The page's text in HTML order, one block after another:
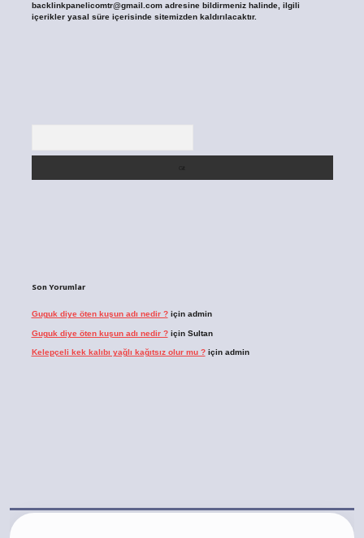
backlinkpanelicomtr@gmail.comadresine bildirmeniz halinde, ilgili
içerikler yasal süre içerisinde sitemizden kaldırılacaktır.
Son Yorumlar
Guguk diye öten kuşun adı nedir ?için admin
Guguk diye öten kuşun adı nedir ?için Sultan
Kelepçeli kek kalıbı yağlı kağıtsız olur mu ?için admin